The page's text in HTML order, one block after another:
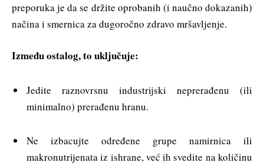
preporuka je da se držite oprobanih (i naučno dokazanih)
načina i smernica za dugoročno zdravo mršavljenje.
Između ostalog, to uključuje:
Jedite raznovrsnu industrijski neprerađenu (ili
minimalno) prerađenu hranu.
Ne izbacujte određene grupe namirnica ili
makronutrijenata iz ishrane, već ih svedite na količinu